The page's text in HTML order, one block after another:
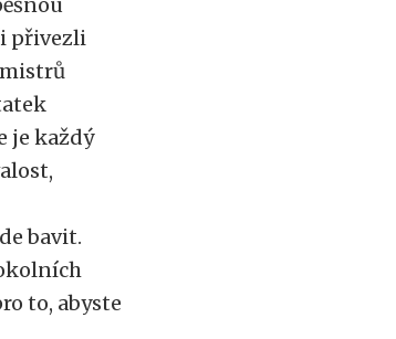
přivezli
je každý
bavit.
to, abyste